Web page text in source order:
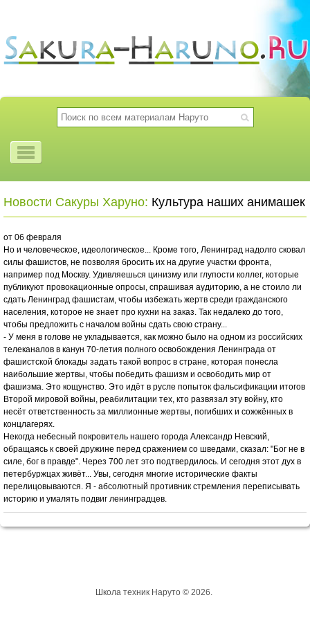
Новости Сакуры Харуно: Культура наших анимашек
от 06 февраля
Но и человеческое, идеологическое... Кроме того, Ленинград надолго сковал
силы фашистов, не позволяя бросить их на другие участки фронта,
например под Москву. Удивляешься цинизму или глупости коллег, которые
публикуют провокационные опросы, спрашивая аудиторию, а не стоило ли
сдать Ленинград фашистам, чтобы избежать жертв среди гражданского
населения, которое не знает про кухни на заказ. Так недалеко до того,
чтобы предложить с началом войны сдать свою страну...
- У меня в голове не укладывается, как можно было на одном из российских
телеканалов в канун 70-летия полного освобождения Ленинграда от
фашистской блокады задать такой вопрос в стране, которая понесла
наибольшие жертвы, чтобы победить фашизм и освободить мир от
фашизма. Это кощунство. Это идёт в русле попыток фальсификации итогов
Второй мировой войны, реабилитации тех, кто развязал эту войну, кто
несёт ответственность за миллионные жертвы, погибших и сожжённых в
концлагерях.
Некогда небесный покровитель нашего города Александр Невский,
обращаясь к своей дружине перед сражением со шведами, сказал: "Бог не в
силе, бог в правде". Через 700 лет это подтвердилось. И сегодня этот дух в
петербуржцах живёт... Увы, сегодня многие исторические факты
перелицовываются. Я - абсолютный противник стремления переписывать
историю и умалять подвиг ленинградцев.
Школа техник Наруто © 2026.